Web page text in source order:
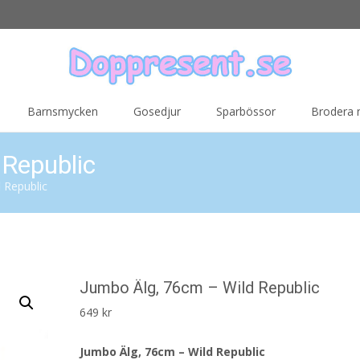
Barnsmycken Gosedjur Sparbössor Brodera
Jumbo Älg, 76cm – Wild Republic
649kr
Jumbo Älg, 76cm – Wild Republic